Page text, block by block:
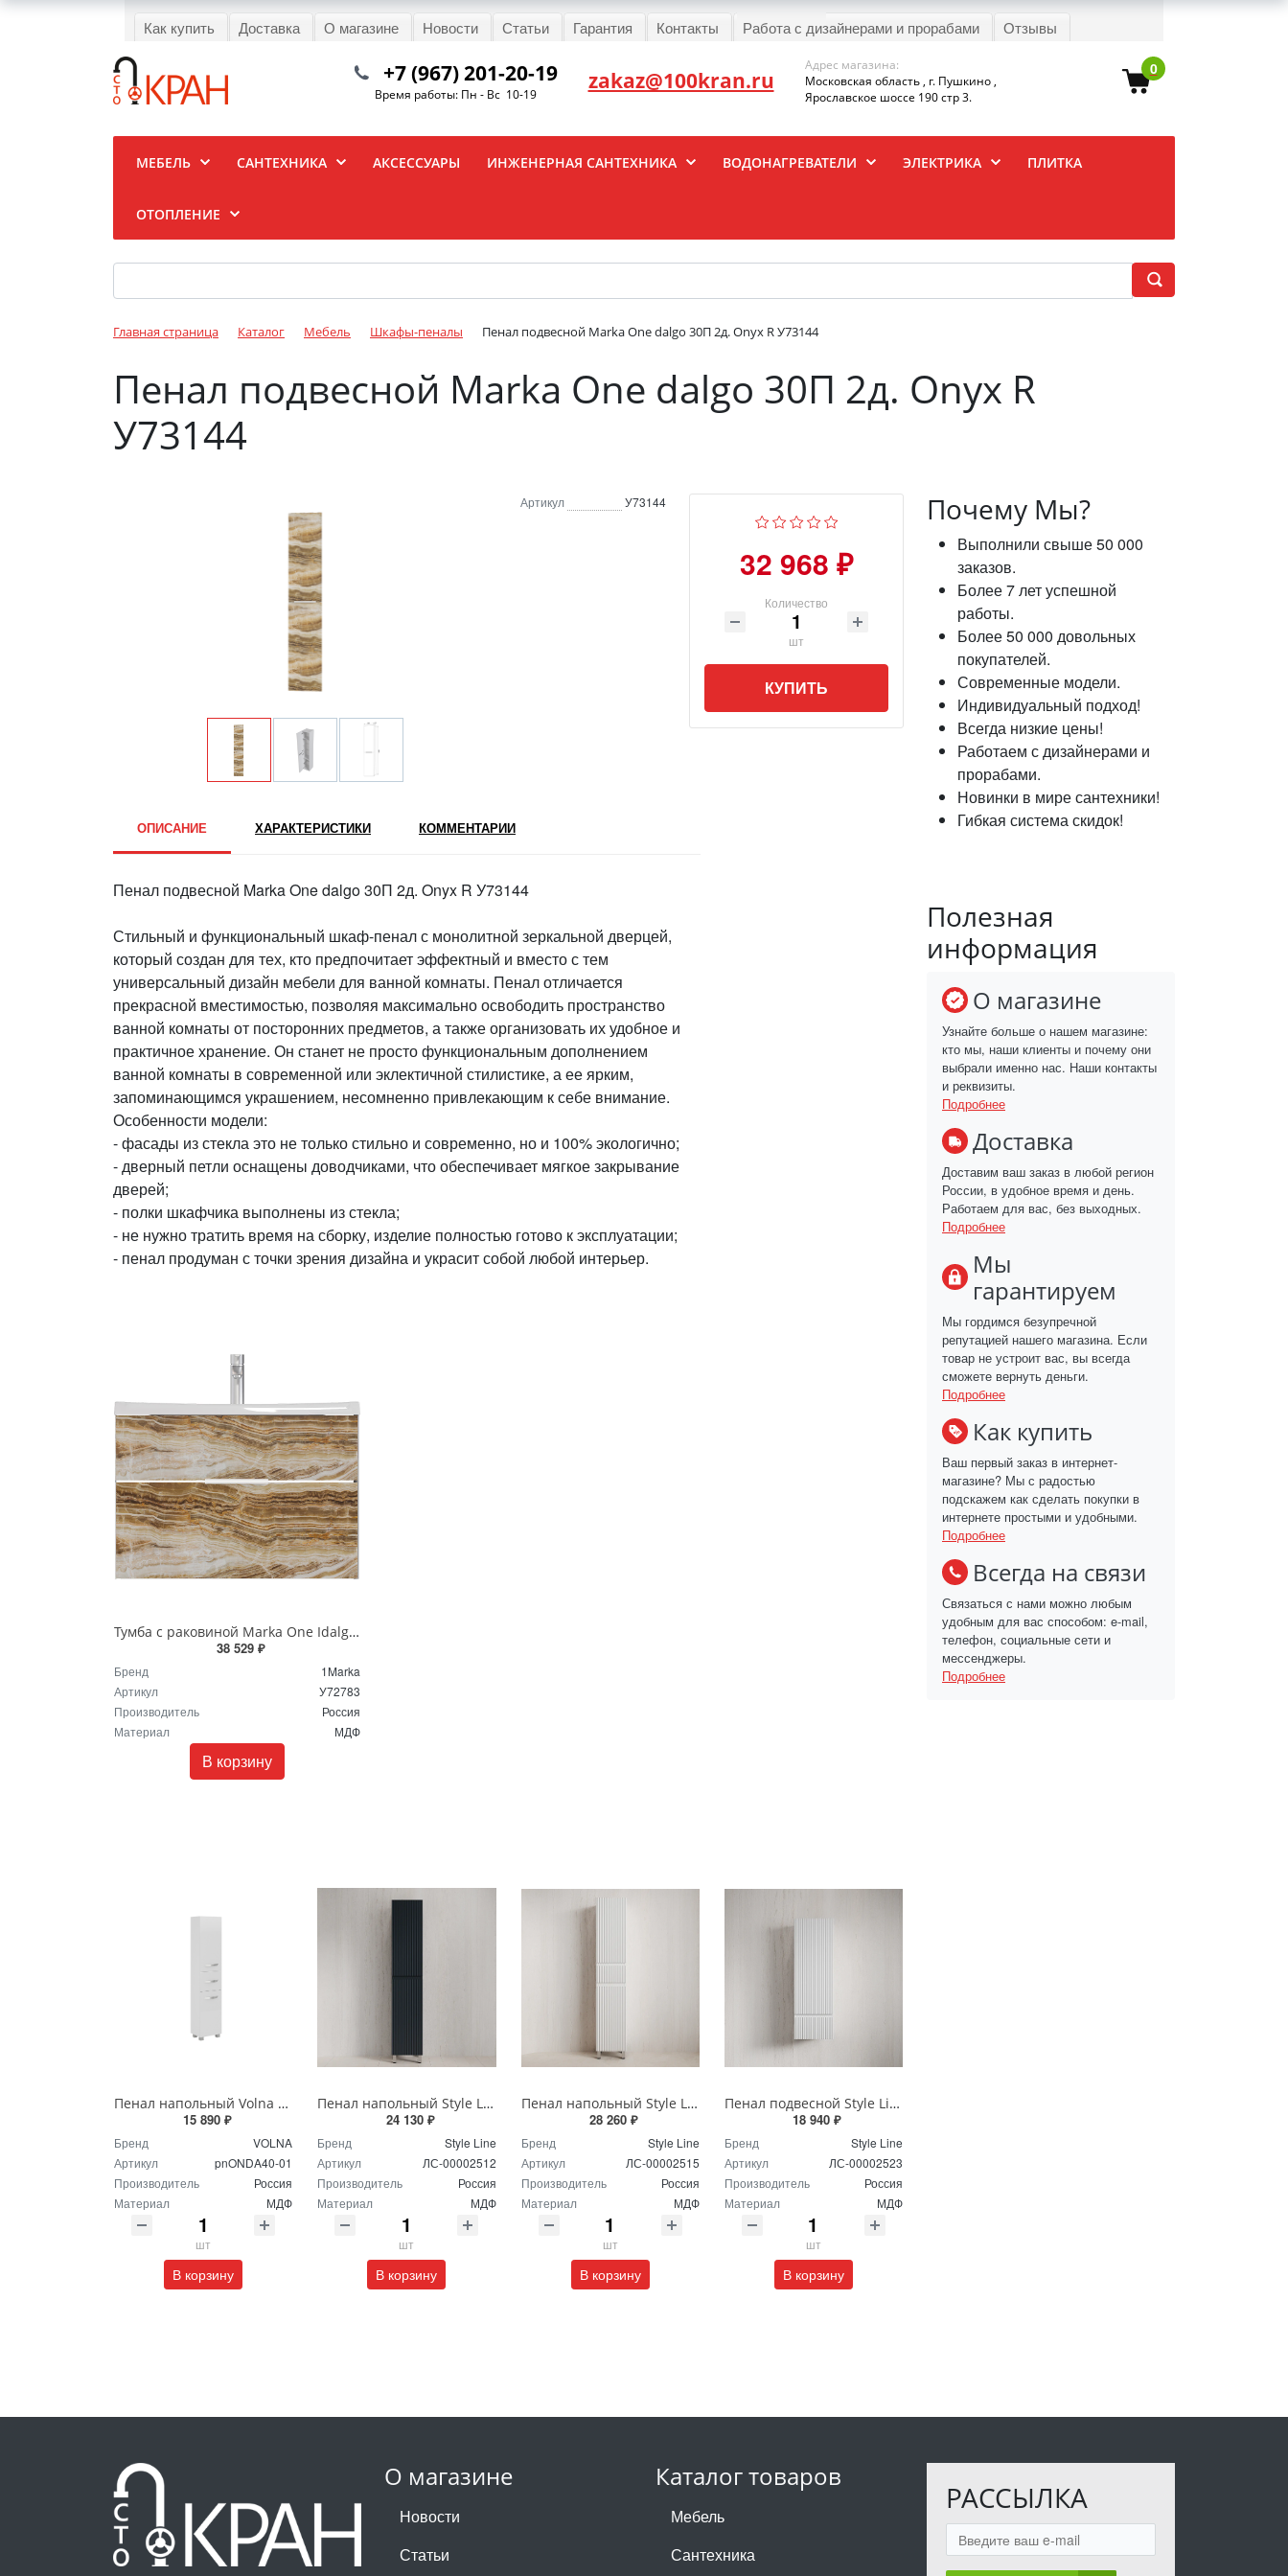
Как купить Доставка О магазине Новости Статьи Гарантия Контакты Работа с дизайнерами и прорабами Отзывы
0
+7 (967) 201-20-19
Время работы: Пн - Вс 10-19 zakaz@100kran.ru
Адрес магазина:
Московская область , г. Пушкино ,
Ярославское шоссе 190 стр 3.
МЕБЕЛЬ САНТЕХНИКА АКСЕССУАРЫ ИНЖЕНЕРНАЯ САНТЕХНИКА ВОДОНАГРЕВАТЕЛИ ЭЛЕКТРИКА ПЛИТКА
ОТОПЛЕНИЕ
Главная страница Каталог Мебель Шкафы-пеналы Пенал подвесной Marka One dalgo 30П 2д. Onyx R У73144
Пенал подвесной Marka One dalgo 30П 2д. Onyx R
У73144
Артикул У73144
32 968 ₽
Количество
шт
КУПИТЬ
ОПИСАНИЕ ХАРАКТЕРИСТИКИ КОММЕНТАРИИ
Пенал подвесной Marka One dalgo 30П 2д. Onyx R У73144
Стильный и функциональный шкаф-пенал с монолитной зеркальной дверцей,
который создан для тех, кто предпочитает эффектный и вместо с тем
универсальный дизайн мебели для ванной комнаты. Пенал отличается
прекрасной вместимостью, позволяя максимально освободить пространство
ванной комнаты от посторонних предметов, а также организовать их удобное и
практичное хранение. Он станет не просто функциональным дополнением
ванной комнаты в современной или эклектичной стилистике, а ее ярким,
запоминающимся украшением, несомненно привлекающим к себе внимание.
Особенности модели:
- фасады из стекла это не только стильно и современно, но и 100% экологично;
- дверный петли оснащены доводчиками, что обеспечивает мягкое закрывание
дверей;
- полки шкафчика выполнены из стекла;
- не нужно тратить время на сборку, изделие полностью готово к эксплуатации;
- пенал продуман с точки зрения дизайна и украсит собой любой интерьер.
Тумба с раковиной Marka One Idalgo 75П 2в.я. Onyx У72783
38 529 ₽
Бренд
1Marka
Артикул
У72783
Производитель
Россия
Материал
МДФ
В корзину
Пенал напольный Volna Onda 40 tpONDA80.2Y-01 белый
15 890 ₽
Бренд
VOLNA
Артикул
pnONDA40-01
Производитель
Россия
Материал
МДФ
шт
В корзину
Пенал напольный Style Line МАРОККО 36 см ЛС-00002512 графит
24 130 ₽
Бренд
Style Line
Артикул
ЛС-00002512
Производитель
Россия
Материал
МДФ
шт
В корзину
Пенал напольный Style Line МАРОККО 36 см ЛС-00002515 белый матовый
28 260 ₽
Бренд
Style Line
Артикул
ЛС-00002515
Производитель
Россия
Материал
МДФ
шт
В корзину
Пенал подвесной Style Line МАРОККО 36 см ЛС-00002523 белый матовый
18 940 ₽
Бренд
Style Line
Артикул
ЛС-00002523
Производитель
Россия
Материал
МДФ
шт
В корзину
Почему Мы?
Выполнили свыше 50 000
заказов.
Более 7 лет успешной
работы.
Более 50 000 довольных
покупателей.
Современные модели.
Индивидуальный подход!
Всегда низкие цены!
Работаем с дизайнерами и
прорабами.
Новинки в мире сантехники!
Гибкая система скидок!
Полезная
информация
О магазине
Узнайте больше о нашем магазине:
кто мы, наши клиенты и почему они
выбрали именно нас. Наши контакты
и реквизиты.
Подробнее
Доставка
Доставим ваш заказ в любой регион
России, в удобное время и день.
Работаем для вас, без выходных.
Подробнее
Мы
гарантируем
Мы гордимся безупречной
репутацией нашего магазина. Если
товар не устроит вас, вы всегда
сможете вернуть деньги.
Подробнее
Как купить
Ваш первый заказ в интернет-
магазине? Мы с радостью
подскажем как сделать покупки в
интернете простыми и удобными.
Подробнее
Всегда на связи
Связаться с нами можно любым
удобным для вас способом: e-mail,
телефон, социальные сети и
мессенджеры.
Подробнее
О магазине
Новости
Статьи
Каталог товаров
Мебель
Сантехника
РАССЫЛКА